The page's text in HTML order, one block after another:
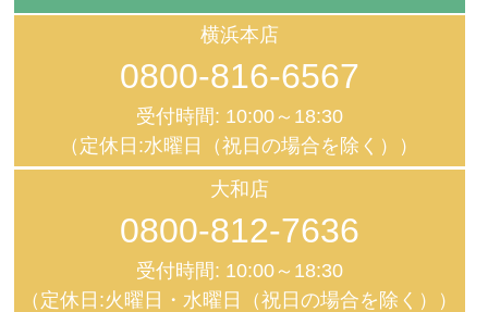
横浜本店
0800-816-6567
受付時間: 10:00～18:30
（定休日:水曜日（祝日の場合を除く））
大和店
0800-812-7636
受付時間: 10:00～18:30
（定休日:火曜日・水曜日（祝日の場合を除く））